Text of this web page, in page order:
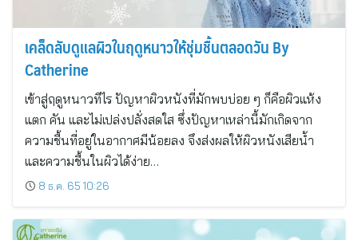
เคล็ดลับดูแลผิวในฤดูหนาวให้ชุ่มชื้นตลอดวัน By
Catherine
เข้าสู่ฤดูหนาวทีไร ปัญหาผิวหนังที่มักพบบ่อย ๆ ก็คือผิวแห้ง
แตก คัน และไม่เปล่งปลั่งสดใส ซึ่งปัญหาเหล่านี้มักเกิดจาก
ความชื้นที่อยู่ในอากาศมีน้อยลง จึงส่งผลให้ผิวหนังเสียน้ำ
และความชื้นในผิวได้ง่าย…
8 ธ.ค. 65 10:26